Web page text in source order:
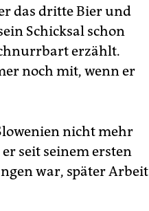
das dritte Bier und
Schicksal schon
erzählt.
noch mit, wenn er
nicht mehr
seit seinem ersten
war, später Arbeit